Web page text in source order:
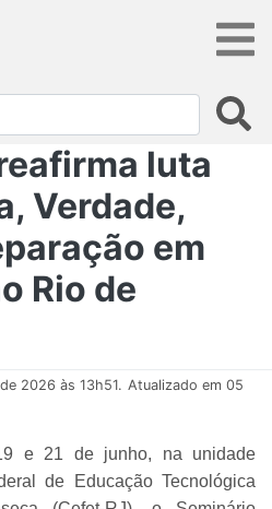
luta
Verdade,
em
Rio de
2026 às 13h51. Atualizado em 05
e 21 de junho, na unidade
de Educação Tecnológica